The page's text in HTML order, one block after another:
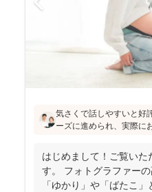
気さくで話しやすいと好
ーズに進められ、実際に
フォトの研修をしっかり
験もあり、赤ちゃんから
けます♪
はじめまして！ご覧いた
す。 フォトグラファー
「ゆかり」や「ばたこ